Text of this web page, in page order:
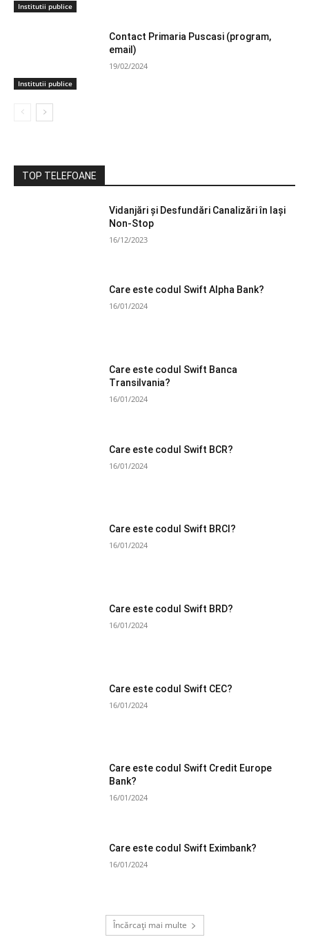
Institutii publice
Institutii publice
Contact Primaria Puscasi (program,
email)
19/02/2024
TOP TELEFOANE
Vidanjări și Desfundări Canalizări în Iași
Non-Stop
16/12/2023
Care este codul Swift Alpha Bank?
16/01/2024
Care este codul Swift Banca
Transilvania?
16/01/2024
Care este codul Swift BCR?
16/01/2024
Care este codul Swift BRCI?
16/01/2024
Care este codul Swift BRD?
16/01/2024
Care este codul Swift CEC?
16/01/2024
Care este codul Swift Credit Europe
Bank?
16/01/2024
Care este codul Swift Eximbank?
16/01/2024
Încărcați mai multe